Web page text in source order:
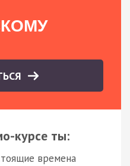
курсе ты:
времена